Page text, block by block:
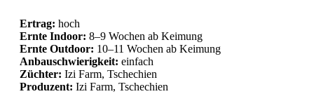
Ertrag: hoch
Ernte Indoor: 8–9 Wochen ab Keimung
Ernte Outdoor: 10–11 Wochen ab Keimung
Anbauschwierigkeit: einfach
Züchter: Izi Farm, Tschechien
Produzent: Izi Farm, Tschechien